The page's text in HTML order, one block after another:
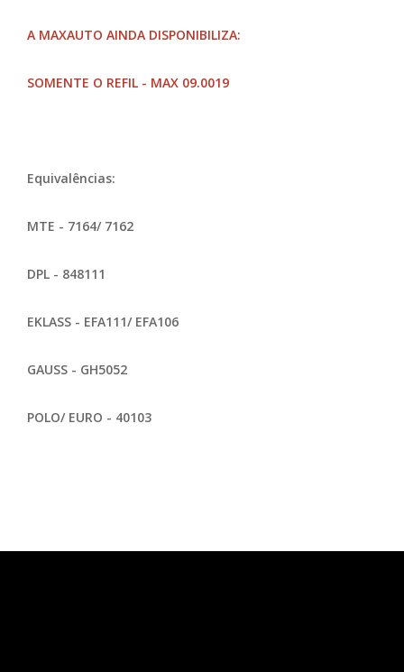
A MAXAUTO AINDA DISPONIBILIZA:
SOMENTE O REFIL - MAX 09.0019
Equivalências:
MTE - 7164/ 7162
DPL - 848111
EKLASS - EFA111/ EFA106
GAUSS - GH5052
POLO/ EURO - 40103